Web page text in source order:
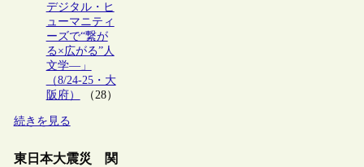
デジタル・ヒ
ューマニティ
ーズで“繋が
る×広がる”人
文学―」
（8/24-25・大
阪府）
（28）
続きを見る
東日本大震災 関